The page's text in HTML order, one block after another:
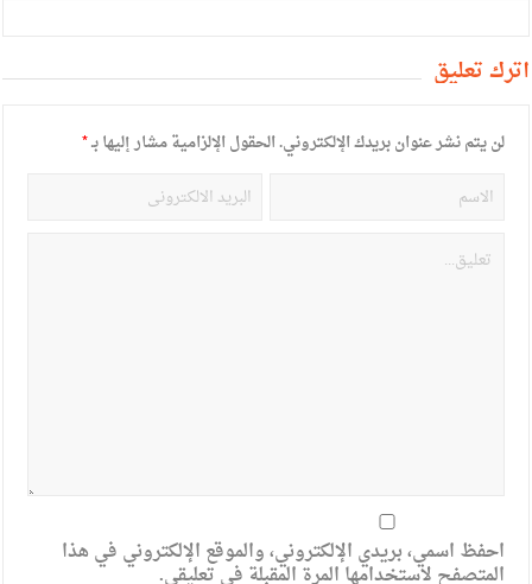
أترك تعليق
لن يتم نشر عنوان بريدك الإلكتروني.الحقول الإلزامية مشار إليها بـ*
احفظ اسمي، بريدي الإلكتروني، والموقع الإلكتروني في هذا
المتصفح لاستخدامها المرة المقبلة في تعليقي.